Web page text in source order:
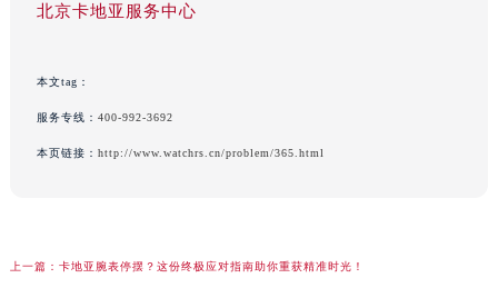
北京卡地亚服务中心
本文tag：
服务专线： 400-992-3692
本页链接： http://www.watchrs.cn/problem/365.html
上一篇： 卡地亚腕表停摆？这份终极应对指南助你重获精准时光！